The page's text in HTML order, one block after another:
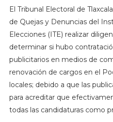
El Tribunal Electoral de
de Quejas y Denuncias del
Elecciones (ITE) realizar
determinar si hubo
publicitarios en medios de
renovación de cargos en el
locales; debido a que las
para acreditar que
todas las candidaturas como